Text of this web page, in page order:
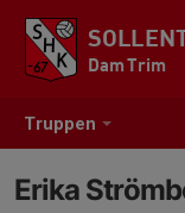
Truppen
Dam Trim
Erika